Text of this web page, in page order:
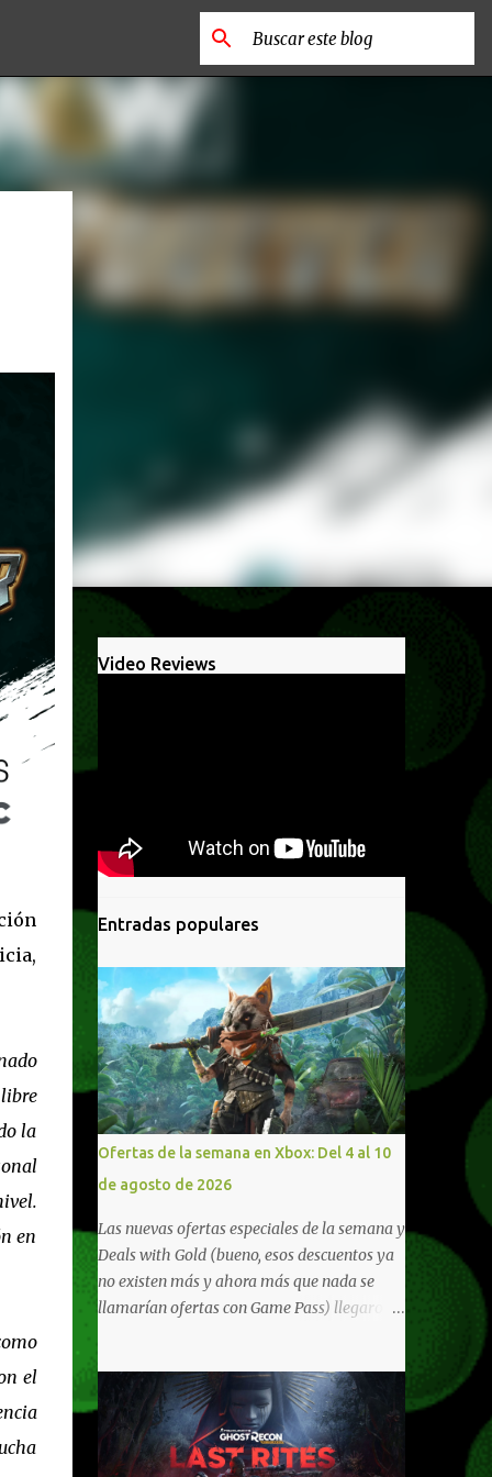
la
en
el
Video Reviews
Entradas populares
Ofertas de la semana en Xbox: Del 4 al 10
de agosto de 2026
Las nuevas ofertas especiales de la semana y
Deals with Gold (bueno, esos descuentos ya
no existen más y ahora más que nada se
llamarían ofertas con Game Pass) llegaron a
10/11, varios de los juegos que están de
oferta también cuentan con soporte para
Xbox Play Anywhere, lo que nos permite
jugarlos y mantener un progreso